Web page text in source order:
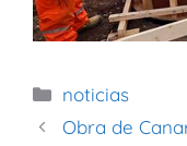
noticias
Obra de